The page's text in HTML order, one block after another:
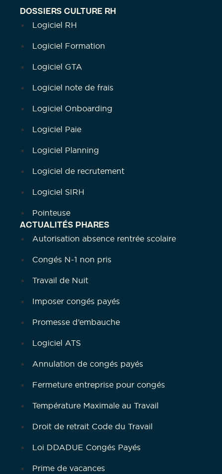
DOSSIERS CULTURE RH
Logiciel RH
Logiciel Formation
Logiciel GTA
Logiciel note de frais
Logiciel Onboarding
Logiciel Paie
Logiciel Planning
Logiciel de recrutement
Logiciel SIRH
Pointeuse
ACTUALITÉS PHARES
Autorisation absence rentrée scolaire
Congés N-1 non pris
Travail de Nuit
Imposer congés payés
Promesse d’embauche
Logiciel ATS
Annulation de congés payés
Fermeture entreprise pour congés
Température Maximale au Travail
Droit de retrait Code du Travail
Loi DDADUE Congés Payés
Prime de vacances